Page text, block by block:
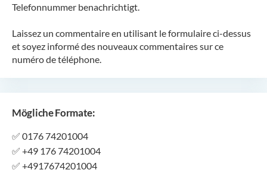
Telefonnummer benachrichtigt.
Laissez un commentaire en utilisant le formulaire ci-dessus
et soyez informé des nouveaux commentaires sur ce
numéro de téléphone.
Mögliche Formate:
✅ 0176 74201004
✅ +49 176 74201004
✅ +4917674201004